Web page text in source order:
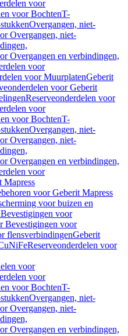
voor
voor BochtenT-
Overgangen, niet-
Overgangen, niet-
Overgangen en verbindingen,
voor
voor MuurplatenGeberit
voor Geberit
Reserveonderdelen voor
voor
voor BochtenT-
Overgangen, niet-
Overgangen, niet-
Overgangen en verbindingen,
voor
Mapress
voor Geberit Mapress
voor buizen en
Bevestigingen voor
Bevestigingen voor
flensverbindingenGeberit
Reserveonderdelen voor
voor
voor
voor BochtenT-
Overgangen, niet-
Overgangen, niet-
Overgangen en verbindingen,